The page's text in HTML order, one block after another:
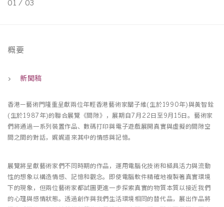
01 / 03
概要
新聞稿
香港—藝術門隆重呈獻兩位年輕香港藝術家關子維(生於1990年)與黃智銓
(生於1987年)的聯合展覽《間隙》，展期自7月22日至9月15日。藝術家
們將通過一系列裝置作品、數碼打印與電子遊戲展開真實與虛擬的間隙空
間之間的對話，娓娓道來其中的情感與記憶。
展覽將呈獻藝術家們不同時期的作品，運用電腦化技術和極具活力與流動
性的想象以構造情感、記憶和觀念。即使電腦軟件精確地複製著真實環境
下的現象，但兩位藝術家都試圖更進一步探索真實的物質本質以接近我們
的心理與感情狀態。透過創作與我們生活環境相同的替代品，展出作品將